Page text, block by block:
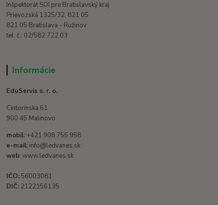
Inšpektorát SOI pre Bratislavský kraj
Prievozská 1325/32, 821 05
821 05 Bratislava - Ružinov
tel. č.: 02/582 722 03
Informácie
EduServis s. r. o.
Cintorínska 61
900 45 Malinovo
mobil: +421 908 755 958
e-mail: info@ledvanes.sk
web: www.ledvanes.sk
IČO: 56003081
DIČ: 2122156135